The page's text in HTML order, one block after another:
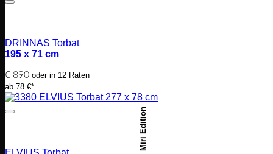
Miri Edition
DRINNAS Torbat
195 x 71 cm
€ 890 oder in 12 Raten
ab 78 €*